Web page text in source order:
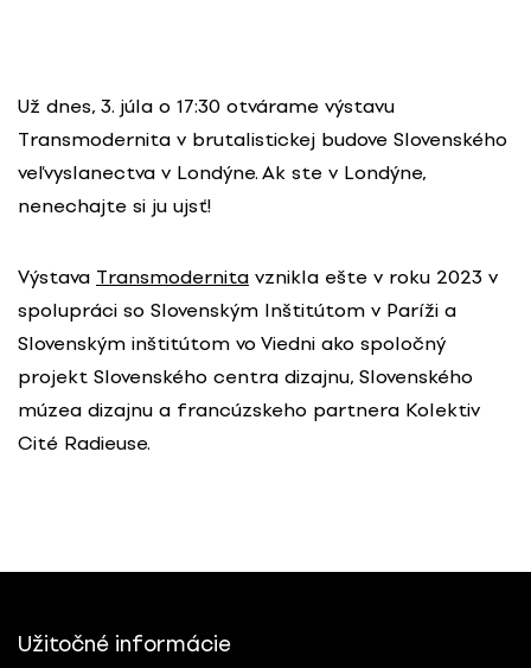
Už dnes, 3. júla o 17:30 otvárame výstavu
Transmodernita v brutalistickej budove Slovenského
veľvyslanectva v Londýne. Ak ste v Londýne,
nenechajte si ju ujsť!
Výstava Transmodernita vznikla ešte v roku 2023 v
spolupráci so Slovenským Inštitútom v Paríži a
Slovenským inštitútom vo Viedni ako spoločný
projekt Slovenského centra dizajnu, Slovenského
múzea dizajnu a francúzskeho partnera Kolektiv
Cité Radieuse.
Užitočné informácie